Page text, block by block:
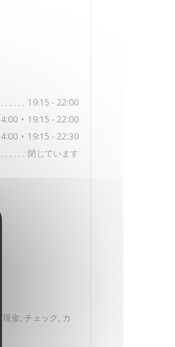
19:15 - 22:00
• 19:15 - 22:00
• 19:15 - 22:30
閉じています
現金, チェック, カ